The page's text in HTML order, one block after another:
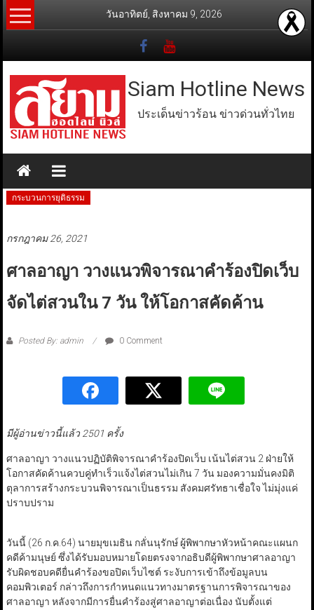
Skip
to
วันอาทิตย์, สิงหาคม 9, 2026
Siam Hotline News
ประเด็นข่าวร้อน ข่าวด่วนทั่วไทย
กระบวนการยุติธรรม
กรกฎาคม 26, 2021
ศาลอาญา วางแนวพิจารณาคำร้องปิดเว็บ
จัดไต่สวนใน 7 วัน ให้โอกาสคัดค้าน
Posted By: admin 0 Comment
มีผู้อ่านข่าวนี้แล้ว 2501 ครั้ง
ศาลอาญา วางแนวปฏิบัติพิจารณาคำร้องปิดเว็บ เน้นไต่สวน 2 ฝ่ายให้
โอกาสคัดค้านควบคู่ทำเร็วแจ้งไต่สวนไม่เกิน 7 วัน มองความมั่นคงมิติ
ตุลาการสร้างกระบวนพิจารณาเป็นธรรม สังคมศรัทธาเชื่อใจ ไม่มุ่งแค่
ปราบปราม
วันนี้ (26 ก.ค.64) นายมุขเมธิน กลั่นนุรักษ์ ผู้พิพากษาหัวหน้าคณะแผนก
คดีค้ามนุษย์ ซึ่งได้รับมอบหมายโดยตรงจากอธิบดีผู้พิพากษาศาลอาญา
รับผิดชอบคดียื่นคำร้องขอปิดเว็บไซต์ ระงับการเข้าถึงข้อมูลบน
คอมพิวเตอร์ กล่าวถึงการกำหนดแนวทางมาตรฐานการพิจารณาของ
ศาลอาญา หลังจากมีการยื่นคำร้องสู่ศาลอาญาต่อเนื่อง นับตั้งแต่